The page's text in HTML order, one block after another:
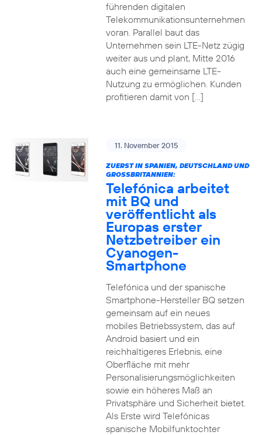
führenden digitalen
Telekommunikationsunternehmen
voran. Parallel baut das
Unternehmen sein LTE-Netz zügig
weiter aus und plant, Mitte 2016
auch eine gemeinsame LTE-
Nutzung zu ermöglichen. Kunden
profitieren damit von […]
11. November 2015
ZUERST IN SPANIEN, DEUTSCHLAND UND
GROSSBRITANNIEN:
Telefónica arbeitet
mit BQ und
veröffentlicht als
Europas erster
Netzbetreiber ein
Cyanogen-
Smartphone
Telefónica und der spanische
Smartphone-Hersteller BQ setzen
gemeinsam auf ein neues
mobiles Betriebssystem, das auf
Android basiert und ein
reichhaltigeres Erlebnis, eine
Oberfläche mit mehr
Personalisierungsmöglichkeiten
sowie ein höheres Maß an
Privatsphäre und Sicherheit bietet.
Als Erste wird Telefónicas
spanische Mobilfunktochter